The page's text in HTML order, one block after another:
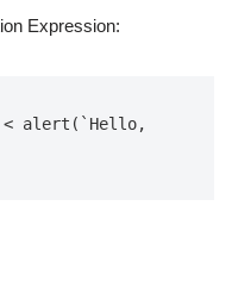
Expression:
< alert(`Hello,